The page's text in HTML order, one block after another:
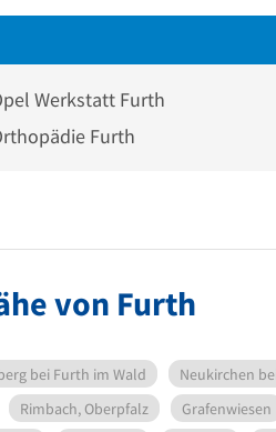
Werkstatt Furth
Furth
von Furth
bei Furth im Wald
Neukirchen
Rimbach, Oberpfalz Grafenwiesen